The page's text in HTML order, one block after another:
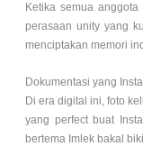
Ketika semua
perasaan unity yang
menciptakan memori
Dokumentasi yang
Di era digital ini, foto
yang perfect buat
bertema Imlek bakal